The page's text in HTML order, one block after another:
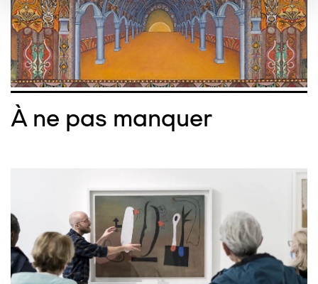
À ne pas manquer